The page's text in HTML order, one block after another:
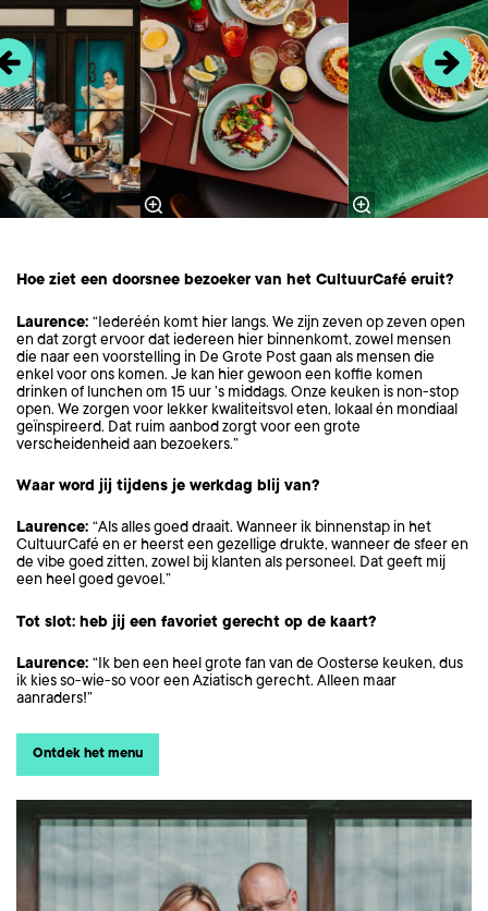
Hoe ziet een doorsnee bezoeker van het CultuurCafé eruit?
Laurence: “Iederéén komt hier langs. We zijn zeven op zeven open
en dat zorgt ervoor dat iedereen hier binnenkomt, zowel mensen
die naar een voorstelling in De Grote Post gaan als mensen die
enkel voor ons komen. Je kan hier gewoon een koffie komen
drinken of lunchen om 15 uur ’s middags. Onze keuken is non-stop
open. We zorgen voor lekker kwaliteitsvol eten, lokaal én mondiaal
geïnspireerd. Dat ruim aanbod zorgt voor een grote
verscheidenheid aan bezoekers.”
Waar word jij tijdens je werkdag blij van?
Laurence: “Als alles goed draait. Wanneer ik binnenstap in het
CultuurCafé en er heerst een gezellige drukte, wanneer de sfeer en
de vibe goed zitten, zowel bij klanten als personeel. Dat geeft mij
een heel goed gevoel.”
Tot slot: heb jij een favoriet gerecht op de kaart?
Laurence: “Ik ben een heel grote fan van de Oosterse keuken, dus
ik kies so-wie-so voor een Aziatisch gerecht. Alleen maar
aanraders!”
Ontdek het menu